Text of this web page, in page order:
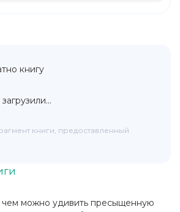
чем можно удивить пресыщенную
книгу
книги, предоставленный